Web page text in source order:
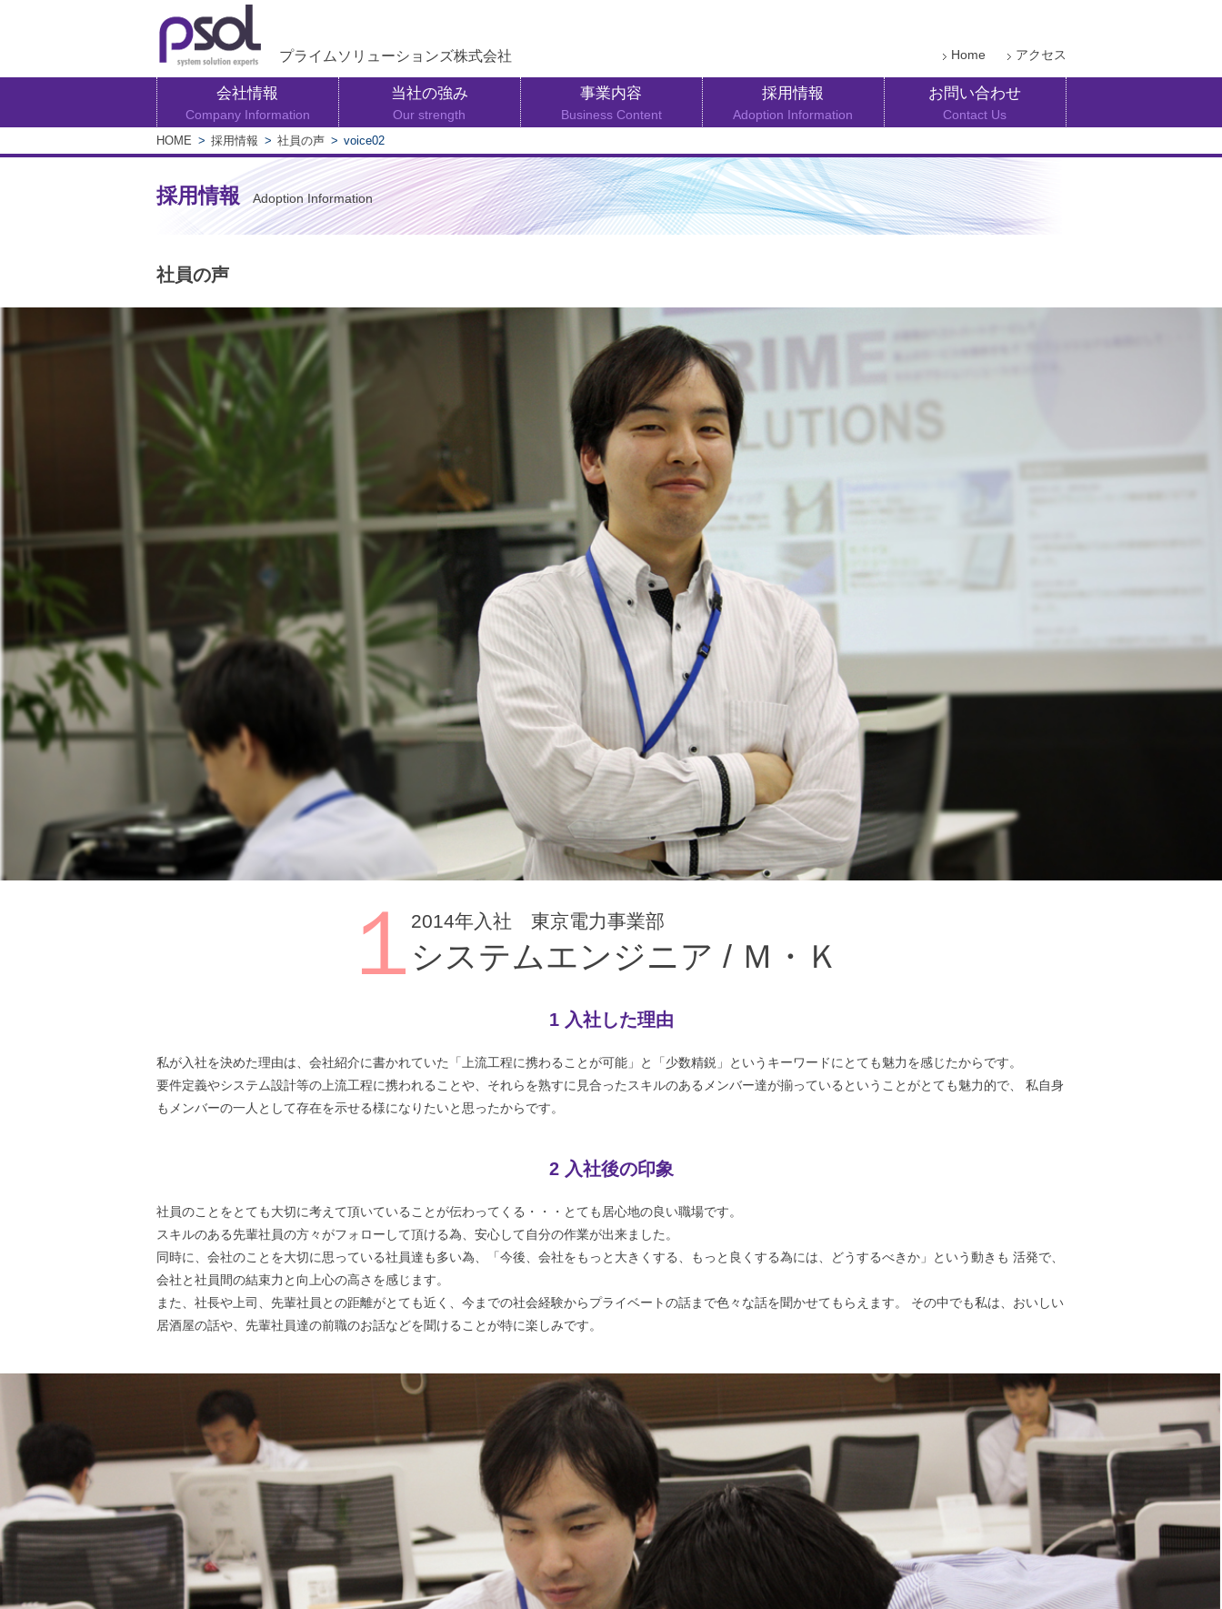
プライムソリューションズ株式会社 Home アクセス
会社情報
Company Information
当社の強み
Our strength
事業内容
Business Content
採用情報
Adoption Information
お問い合わせ
Contact Us
HOME > 採用情報 > 社員の声 > voice02
採用情報 Adoption Information
社員の声
１2014年入社 東京電力事業部
システムエンジニア / Ｍ・Ｋ
1 入社した理由
私が入社を決めた理由は、会社紹介に書かれていた「上流工程に携わることが可能」と「少数精鋭」というキーワードにとても魅力を感じたからです。
要件定義やシステム設計等の上流工程に携われることや、それらを熟すに見合ったスキルのあるメンバー達が揃っているということがとても魅力的で、 私自身
もメンバーの一人として存在を示せる様になりたいと思ったからです。
2 入社後の印象
社員のことをとても大切に考えて頂いていることが伝わってくる・・・とても居心地の良い職場です。
スキルのある先輩社員の方々がフォローして頂ける為、安心して自分の作業が出来ました。
同時に、会社のことを大切に思っている社員達も多い為、「今後、会社をもっと大きくする、もっと良くする為には、どうするべきか」という動きも 活発で、
会社と社員間の結束力と向上心の高さを感じます。
また、社長や上司、先輩社員との距離がとても近く、今までの社会経験からプライベートの話まで色々な話を聞かせてもらえます。 その中でも私は、おいしい
居酒屋の話や、先輩社員達の前職のお話などを聞けることが特に楽しみです。